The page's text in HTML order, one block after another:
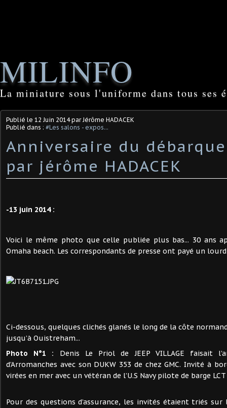
MILINFO
La miniature sous l'uniforme dans tous ses
Publié le 12 Juin 2014par Jérôme HADACEK
Publié dans : #Les salons - expos...
Anniversaire du
par jérôme HADACEK
-13 juin 2014 :
Voici le même photo que celle publiée plus bas... 30 ans
Omaha beach. Les correspondants de presse ont payé un
Ci-dessous, quelques clichés glanés le long de la côte
jusqu’à Ouistreham...
Photo N°1 : Denis Le Priol de JEEP VILLAGE faisait
d’Arromanches avec son DUKW 353 de chez GMC. Invité à
virées en mer avec un vétéran de l’U.S Navy pilote de barge
Pour des questions d’assurance, les invités étaient triés